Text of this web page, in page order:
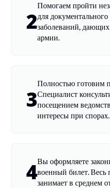
2
Помогаем пройти
для
заболеваний,
армии.
3
Полностью готовим
Специалист
посещением
интересы при спорах.
4Вы оформляете
военный билет. Весь
занимает в среднем